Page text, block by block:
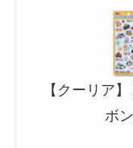
【クーリア
ボ